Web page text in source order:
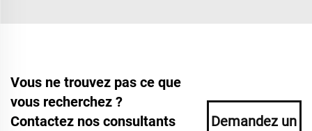
Vous ne trouvez pas ce que
vous recherchez ?
Contactez nos consultants
Demandez un